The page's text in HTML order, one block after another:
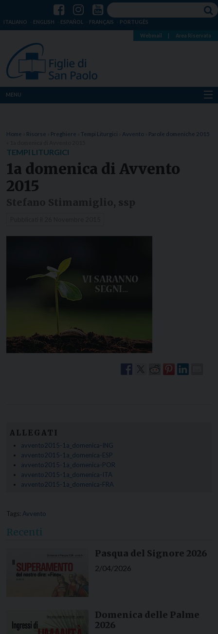
ITALIANO ENGLISH ESPAÑOL FRANÇAIS PORTUGÊS
Webmail Area Riservata
MENU
Dove siamo
Notizie
Risorse
Home Risorse Preghiere Tempi Liturgici Avvento
Parole domeniche 2015
TEMPI LITURGICI
1a domenica di Avvento
2015
ALLEGATI
avvento2015-1a_domenica-ING
avvento2015-1a_domenica-ESP
avvento2015-1a_domenica-POR
avvento2015-1a_domenica-ITA
avvento2015-1a_domenica-FRA
Tags: Avvento
Recenti
Pasqua del Signore 2026
2/04/2026
Domenica delle Palme
2026